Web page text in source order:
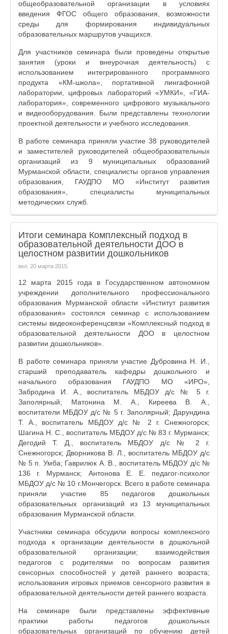
общеобразовательной организации в условиях
введения ФГОС общего образования, возможности
среды для формирования индивидуальных
образовательных маршрутов учащихся.
Для участников семинара были проведены открытые
занятия (уроки и внеурочная деятельность) с
использованием интегрированного программного
продукта «КМ-школа», портативной лингафонной
лаборатории, цифровых лабораторий «УМКИ», «ГИА-
лаборатория», современного цифрового музыкального
и видеооборудования. Были представлены технологии
проектной деятельности и учебного исследования.
В работе семинара приняли участие 38 руководителей
и заместителей руководителей общеобразовательных
организаций из 9 муниципальных образований
Мурманской области, специалисты органов управления
образования, ГАУДПО МО «Институт развития
образования», специалисты муниципальных
методических служб.
Итоги семинара Комплексный подход в
образовательной деятельности ДОО в
целостном развитии дошкольников
вкл. 20 марта 2015
12 марта 2015 года в Государственном автономном
учреждении дополнительного профессионального
образования Мурманской области «Институт развития
образования» состоялся семинар с использованием
системы видеоконференцсвязи «Комплексный подход в
образовательной деятельности ДОО в целостном
развитии дошкольников».
В работе семинара приняли участие Дубровина Н. И.,
старший преподаватель кафедры дошкольного и
начального образования ГАУДПО МО «ИРО»,
Забродина И. А., воспитатель МБДОУ д/с № 5 г.
Заполярный; Матонина М. А., Киреева В. А.,
воспитатели МБДОУ д/с № 5 г. Заполярный; Дарундина
Т. А., воспитатель МБДОУ д/с № 2 г. Снежногорск;
Шагина Н. С., воспитатель МБДОУ д/с № 83 г. Мурманск;
Дегодий Т. Д., воспитатель МБДОУ д/с № 2 г.
Снежногорск; Дворникова В. Л., воспитатель МБДОУ д/с
№ 5 п. Умба; Гаврилюк А. В., воспитатель МБДОУ д/с №
136 г. Мурманск; Антонова Е. Е. педагог-психолог
МБДОУ д/с № 10 г.Мончегорск. Всего в работе семинара
приняли участие 85 педагогов дошкольных
образовательных организаций из 13 муниципальных
образования Мурманской области.
Участники семинара обсудили вопросы комплексного
подхода к организации деятельности в дошкольной
образовательной организации; взаимодействия
педагогов с родителями по вопросам развития
сенсорных способностей у детей раннего возраста;
использования игровых приемов сенсорного развития в
образовательной деятельности детей раннего возраста.
На семинаре были представлены эффективные
практики работы педагогов дошкольных
образовательных организаций по обучению детей